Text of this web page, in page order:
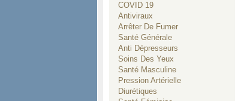
COVID 19
Antiviraux
Arrêter De Fumer
Santé Générale
Anti Dépresseurs
Soins Des Yeux
Santé Masculine
Pression Artérielle
Diurétiques